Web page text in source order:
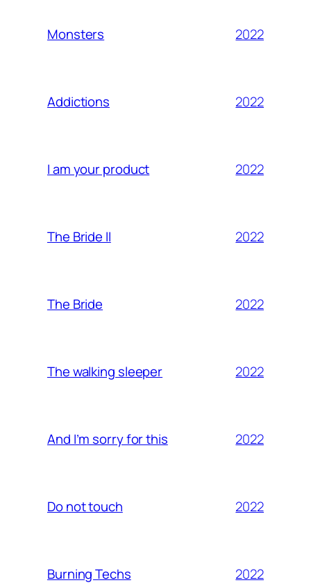
Monsters 2022
Addictions 2022
I am your product 2022
The Bride II 2022
The Bride 2022
The walking sleeper 2022
And I’m sorry for this 2022
Do not touch 2022
Burning Techs 2022